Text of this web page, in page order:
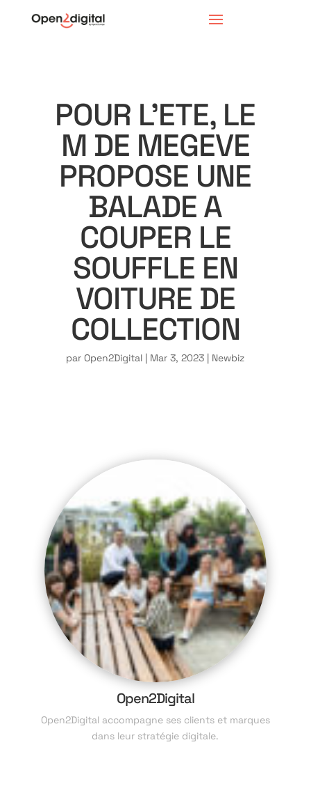
POUR L’ETE, LE
M DE MEGEVE
PROPOSE UNE
BALADE A
COUPER LE
SOUFFLE EN
VOITURE DE
COLLECTION
parOpen2Digital | Mar 3, 2023 | Newbiz
Open2Digital
Open2Digital accompagne ses clients et marques
dans leur stratégie digitale.